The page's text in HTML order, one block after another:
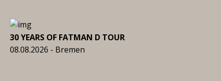
30 YEARS OF FATMAN D TOUR
08.08.2026 - Bremen